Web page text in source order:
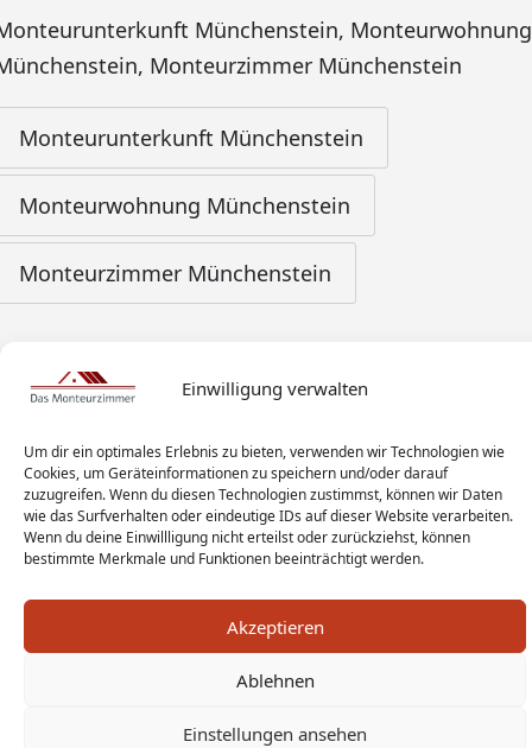
Einwilligung verwalten
Um dir ein optimales Erlebnis zu bieten, verwenden wir Technologien wie
Cookies, um Geräteinformationen zu speichern und/oder darauf
zuzugreifen. Wenn du diesen Technologien zustimmst, können wir Daten
wie das Surfverhalten oder eindeutige IDs auf dieser Website verarbeiten.
Wenn du deine Einwillligung nicht erteilst oder zurückziehst, können
bestimmte Merkmale und Funktionen beeinträchtigt werden.
Akzeptieren
Ablehnen
Einstellungen ansehen
Münchenstein, Monteurwohnung
, Monteurzimmer Münchenstein
Monteurunterkunft Münchenstein
Monteurwohnung Münchenstein
Monteurzimmer Münchenstein
Haftungsausschluss AGB Widerrufsbelehrung